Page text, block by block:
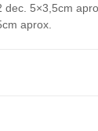
dec. 5×3,5cm
aprox.